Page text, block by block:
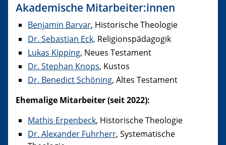
Akademische Mitarbeiter:innen
Benjamin Barvar, Historische Theologie
Dr. Sebastian Eck, Religionspädagogik
Lukas Kipping, Neues Testament
Dr. Stephan Knops, Kustos
Dr. Benedict Schöning, Altes Testament
Ehemalige Mitarbeiter (seit 2022):
Mathis Erpenbeck, Historische Theologie
Dr. Alexander Fuhrherr, Systematische